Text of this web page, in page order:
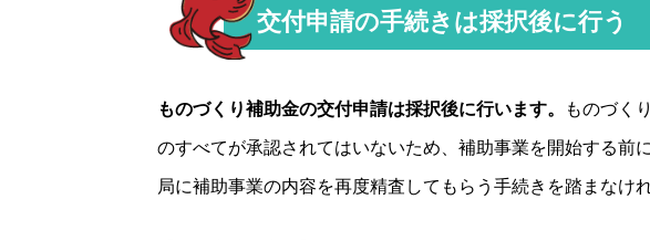
交付申請の手続きは採択後に行う
ものづくり補助金の交付申請は採択後に行います。 ものづく
のすべてが承認されてはいないため、補助事業を開始する前
局に補助事業の内容を再度精査してもらう手続きを踏まなけ